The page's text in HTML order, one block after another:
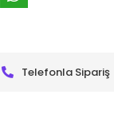
Telefonla Sipariş